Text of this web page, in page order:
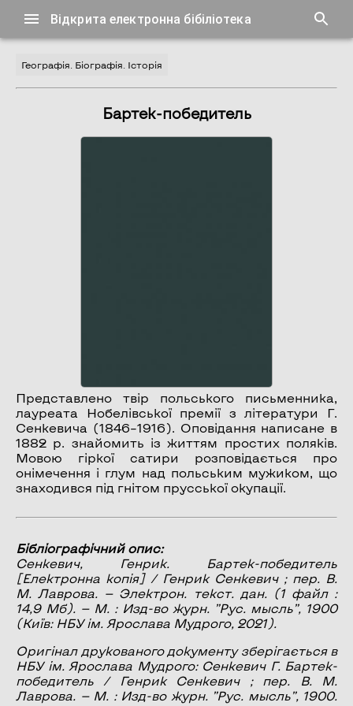
Відкрита електронна бібіліотека
Географія. Біографія. Історія
Бартек-победитель
Представлено твір польського письменника,
лауреата Нобелівської премії з літератури Г.
Сенкевича (1846–1916). Оповідання написане в
1882 р. знайомить із життям простих поляків.
Мовою гіркої сатири розповідається про
онімечення і глум над польським мужиком, що
знаходився під гнітом прусської окупації.
Бібліографічний опис:
Сенкевич, Генрик.
Бартек-победитель
[Електронна копія] / Генрик Сенкевич ; пер. В.
М. Лаврова. — Электрон. текст. дан. (1 файл :
14,9 Мб). — М. : Изд-во журн. ”Рус. мысль”, 1900
(Київ: НБУ ім. Ярослава Мудрого, 2021).
Оригінал друкованого документу зберігається в
НБУ ім. Ярослава Мудрого: Сенкевич Г. Бартек-
победитель / Генрик Сенкевич ; пер. В. М.
Лаврова. — М. : Изд-во журн. ”Рус. мысль”, 1900.